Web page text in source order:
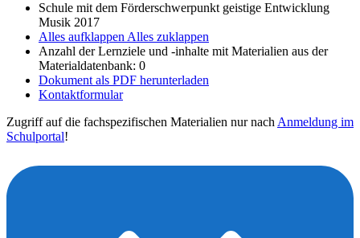
Schule mit dem Förderschwerpunkt geistige Entwicklung
Musik 2017
Alles aufklappen Alles zuklappen
Anzahl der Lernziele und -inhalte mit Materialien aus der
Materialdatenbank: 0
Dokument als PDF herunterladen
Kontaktformular
Zugriff auf die fachspezifischen Materialien nur nach Anmeldung im
Schulportal!